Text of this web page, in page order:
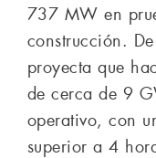
737 MW en
construcción.
proyecta que
de cerca de 9
operativo, con
superior a 4